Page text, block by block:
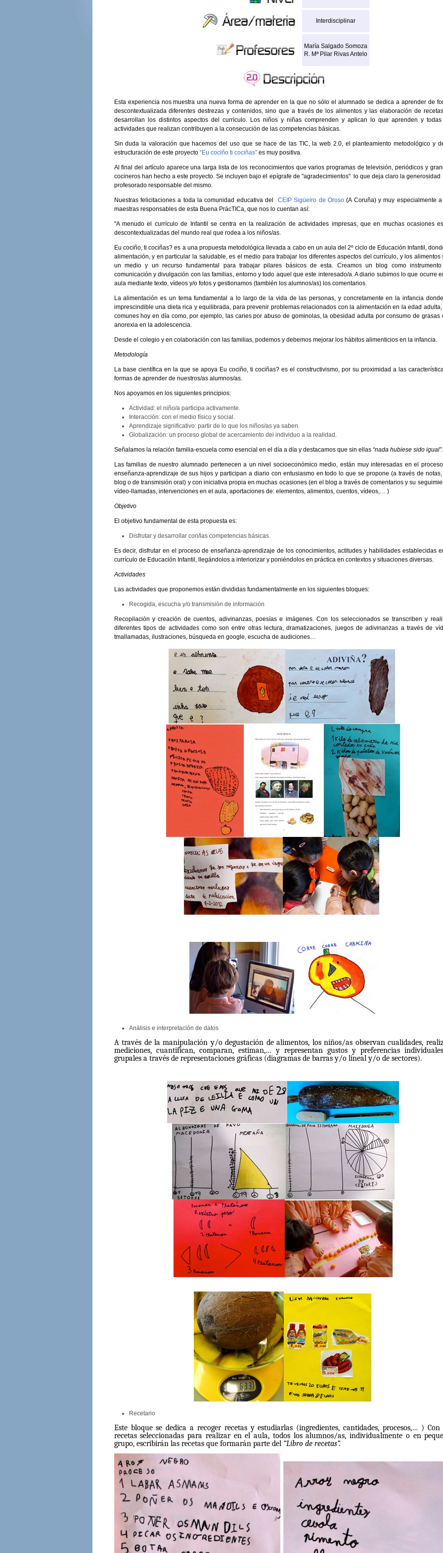
Interdisciplinar
María Salgado Somoza
R. Mª Pilar Rivas Antelo
Esta experiencia nos muestra una nueva forma de aprender en la que no sólo el alumnado se dedica a aprender de
descontextualizada diferentes destrezas y contenidos, sino que a través de los alimentos y las elaboración de
desarrollan los distintos aspectos del currículo. Los niños y niñas comprenden y aplican lo que aprenden y
actividades que realizan contribuyen a la consecución de las competencias básicas.
Sin duda la valoración que hacemos del uso que se hace de las TIC, la web 2.0, el planteamiento metodológico y
estructuración de este proyecto “Eu cociño ti cociñas”es muy positiva.
Al final del artículo aparece una larga lista de los reconocimientos que varios programas de televisión, periódicos y
cocineros han hecho a este proyecto. Se incluyen bajo el epígrafe de "agradecimientos" lo que deja claro la generosidad
profesorado responsable del mismo.
Nuestras felicitaciones a toda la comunidad educativa del CEIP Sigüeiro de Oroso(A Coruña) y muy especialmente
maestras responsables de esta Buena PrácTICa, que nos lo cuentan así:
"A menudo el currículo de Infantil se centra en la realización de actividades impresas, que en muchas ocasiones
descontextualizadas del mundo real que rodea a los niños/as.
Eu cociño, ti cociñas? es a una propuesta metodológica llevada a cabo en un aula del 2º ciclo de Educación Infantil,
alimentación, y en particular la saludable, es el medio para trabajar los diferentes aspectos del currículo, y los alimentos
un medio y un recurso fundamental para trabajar pilares básicos de esta. Creamos un blog como
comunicación y divulgación con las familias, entorno y todo aquel que este interesado/a. A diario subimos lo que ocurre
aula mediante texto, vídeos y/o fotos y gestionamos (también los alumnos/as) los comentarios.
La alimentación es un tema fundamental a lo largo de la vida de las personas, y concretamente en la infancia
imprescindible una dieta rica y equilibrada, para prevenir problemas relacionados con la alimentación en la edad adulta,
comunes hoy en día como, por ejemplo, las caries por abuso de gominolas, la obesidad adulta por consumo de grasas
anorexia en la adolescencia.
Desde el colegio y en colaboración con las familias, podemos y debemos mejorar los hábitos alimenticios en la infancia.
Metodología
La base científica en la que se apoya Eu cociño, ti cociñas? es el constructivismo, por su proximidad a las
formas de aprender de nuestros/as alumnos/as.
Nos apoyamos en los siguientes principios:
Actividad: el niño/a participa activamente.
Interacción: con el medio físico y social.
Aprendizaje significativo: partir de lo que los niños/as ya saben.
Globalización: un proceso global de acercamiento del individuo a la realidad.
Señalamos la relación familia-escuela como esencial en el día a día y destacamos que sin ellas “nada hubiese sido igual”.
Las familias de nuestro alumnado pertenecen a un nivel socioeconómico medio, están muy interesadas en el
enseñanza-aprendizaje de sus hijos y participan a diario con entusiasmo en todo lo que se propone (a través de notas,
blog o de transmisión oral) y con iniciativa propia en muchas ocasiones (en el blog a través de comentarios y su
vídeo-llamadas, intervenciones en el aula, aportaciones de: elementos, alimentos, cuentos, vídeos,… )
Objetivo
El objetivo fundamental de esta propuesta es:
Disfrutar y desarrollar con/las competencias básicas.
Es decir, disfrutar en el proceso de enseñanza-aprendizaje de los conocimientos, actitudes y habilidades establecidas
currículo de Educación Infantil, llegándolos a interiorizar y poniéndolos en práctica en contextos y situaciones diversas.
Actividades
Las actividades que proponemos están divididas fundamentalmente en los siguientes bloques:
Recogida, escucha y/o transmisión de información
Recopilación y creación de cuentos, adivinanzas, poesías e imágenes. Con los seleccionados se transcriben y
diferentes tipos de actividades como son entre otras lectura, dramatizaciones, juegos de adivinanzas a través de
tmallamadas, ilustraciones, búsqueda en google, escucha de audiciones…
Análisis e interpretación de datos
A través de la manipulación y/o degustación de alimentos, los niños/as observan cualidades,
mediciones, cuantifican, comparan, estiman,… y representan gustos y preferencias
grupales a través de representaciones gráficas (diagramas de barras y/o lineal y/o de sectores).
Recetario
Este bloque se dedica a recoger recetas y estudiarlas (ingredientes, cantidades, procesos,… ) Con
recetas seleccionadas para realizar en el aula, todos los alumnos/as, individualmente o en
grupo, escribirán las recetas que formarán parte del “Libro de recetas”.